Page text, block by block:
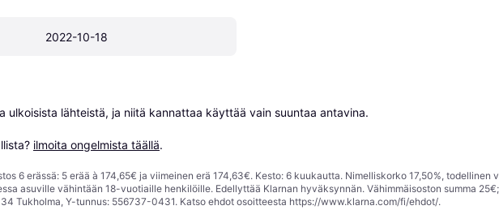
2022-10-18
ulkoisista lähteistä, ja niitä kannattaa käyttää vain suuntaa antavina.
ilmoita ongelmista täällä.
6 erässä: 5 erää à 174,65€ ja viimeinen erä 174,63€. Kesto: 6 kuukautta. Nimelliskorko 17,50%,
asuville vähintään 18-vuotiaille henkilöille. Edellyttää Klarnan hyväksynnän. Vähimmäisoston summa
Tukholma, Y-tunnus: 556737-0431. Katso ehdot osoitteesta https://www.klarna.com/fi/ehdot/.